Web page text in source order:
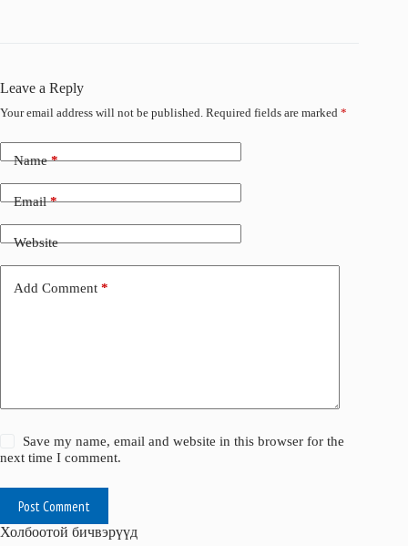
Leave a Reply
Your email address will not be published. Required fields are marked *
Name*
Email*
Website
Add Comment *
Save my name, email and website in this browser for the
next time I comment.
Post Comment
Холбоотой бичвэрүүд